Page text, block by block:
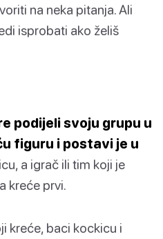
na neka pitanja. Ali
isprobati ako želiš
podijeli svoju grupu u
figuru i postavi je u
a igrač ili tim koji je
kreće prvi.
kreće, baci kockicu i